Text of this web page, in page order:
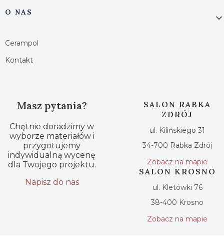
O NAS
Cerampol
Kontakt
Masz pytania?
Chętnie doradzimy w
wyborze materiałów i
przygotujemy
indywidualną wycenę
dla Twojego projektu.
Napisz do nas
SALON RABKA
ZDRÓJ
ul. Kilińskiego 31
34-700 Rabka Zdrój
Zobacz na mapie
SALON KROSNO
ul. Kletówki 76
38-400 Krosno
Zobacz na mapie